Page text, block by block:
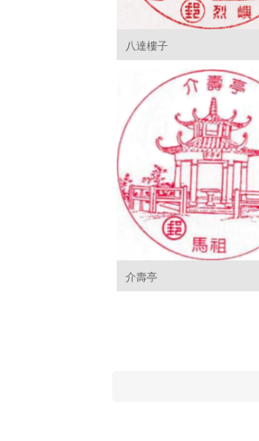
八達樓子
介壽亭